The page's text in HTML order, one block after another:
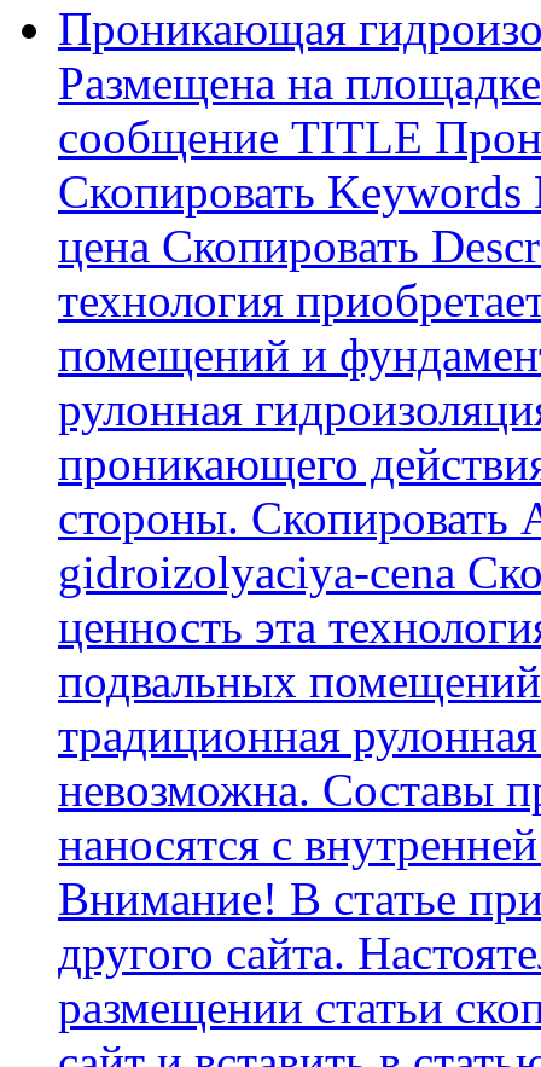
Проникающая
Размещена на
сообщение TITLE
Скопировать
цена Скопировать
технология
помещений и
рулонная
проникающего
стороны. Скопировать
gidroizolyaciya-cena
ценность эта
подвальных
традиционная
невозможна. Составы
наносятся с
Внимание! В статье
другого сайта.
размещении статьи